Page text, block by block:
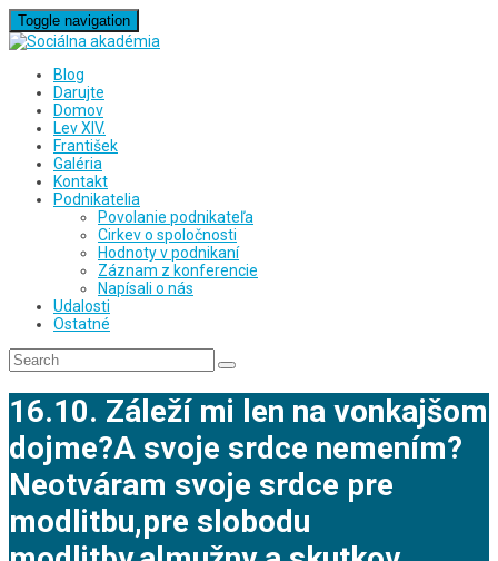
Toggle navigation
Blog
Darujte
Domov
Lev XIV.
František
Galéria
Kontakt
Podnikatelia
Povolanie podnikateľa
Cirkev o spoločnosti
Hodnoty v podnikaní
Záznam z konferencie
Napísali o nás
Udalosti
Ostatné
16.10. Záleží mi len na vonkajšom
dojme?A svoje srdce nemením?
Neotváram svoje srdce pre
modlitbu,pre slobodu